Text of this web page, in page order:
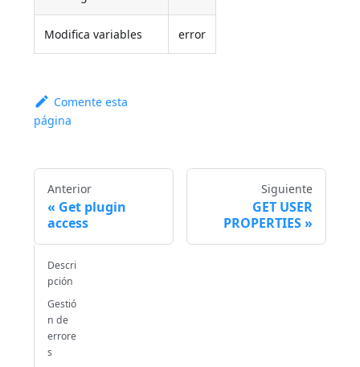
Modifica variables error
Comente esta
página
Anterior
Get plugin
access
Siguiente
GET USER
PROPERTIES
Descri
pción
Gestió
n de
errore
s